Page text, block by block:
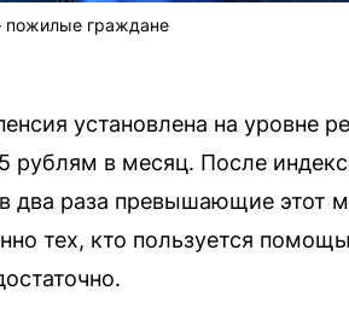
граждане
установлена на уровне
рублям в месяц. После
два раза превышающие этот
тех, кто пользуется